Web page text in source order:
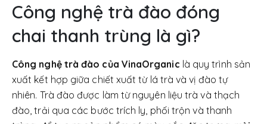
Công nghệ trà đào đóng
chai thanh trùng là gì?
Công nghệ trà đào của VinaOrganic là quy trình sản
xuất kết hợp giữa chiết xuất từ lá trà và vị đào tự
nhiên. Trà đào được làm từ nguyên liệu trà và thạch
đào, trải qua các bước trích ly, phối trộn và thanh